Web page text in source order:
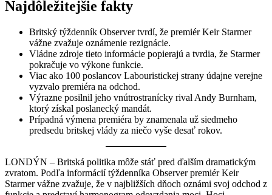
Najdôležitejšie fakty
Britský týždenník Observer tvrdí, že premiér Keir Starmer
vážne zvažuje oznámenie rezignácie.
Vládne zdroje tieto informácie popierajú a tvrdia, že Starmer
pokračuje vo výkone funkcie.
Viac ako 100 poslancov Labouristickej strany údajne verejne
vyzvalo premiéra na odchod.
Výrazne posilnil jeho vnútrostranícky rival Andy Burnham,
ktorý získal poslanecký mandát.
Prípadná výmena premiéra by znamenala už siedmeho
predsedu britskej vlády za niečo vyše desať rokov.
LONDÝN – Britská politika môže stáť pred ďalším dramatickým
zvratom. Podľa informácií týždenníka Observer premiér Keir
Starmer vážne zvažuje, že v najbližších dňoch oznámi svoj odchod z